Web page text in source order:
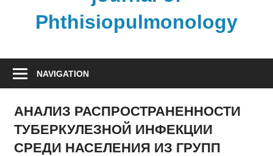
Phthisiopulmonology
NAVIGATION
АНАЛИЗ РАСПРОСТРАНЕННОСТИ
ТУБЕРКУЛЕЗНОЙ ИНФЕКЦИИ
СРЕДИ НАСЕЛЕНИЯ ИЗ ГРУПП